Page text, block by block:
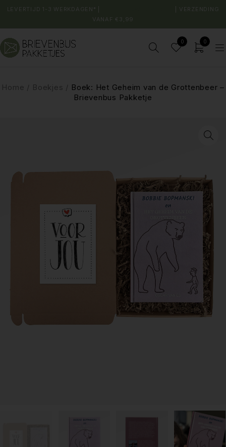
LEVERTIJD 1-3 WERKDAGEN* |
| VERZENDING
VANAF €3,99
0 0
Home / Boekjes / Boek: Het Geheim van de Grottenbeer –
Brievenbus Pakketje